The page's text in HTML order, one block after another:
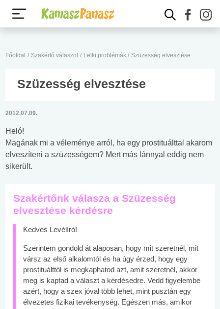
Főoldal / Szakértő válaszol / Lelki problémák / Szüzesség elvesztése
Szüzesség elvesztése
2012.07.09.
Heló!
Magának mi a véleménye arról, ha egy prostituálttal akarom
elveszíteni a szüzességem? Mert más lánnyal eddig nem
sikerült.
Szakértőnk válasza a Szüzesség
elvesztése kérdésre
Kedves Levélíró!
Szerintem gondold át alaposan, hogy mit szeretnél, mit
vársz az első alkalomtól és ha úgy érzed, hogy egy
prostituálttól is megkaphatod azt, amit szeretnél, akkor
meg is kaptad a választ a kérdésedre. Vedd figyelembe
azért, hogy a szex jóval több lehet, mint pusztán egy
élvezetes fizikai tevékenység. Egészen más, amikor